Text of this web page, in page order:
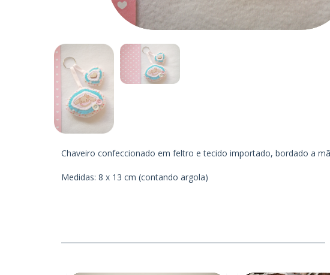
Chaveiro confeccionado em feltro e tecido importado, bordado a
Medidas: 8 x 13 cm (contando argola)